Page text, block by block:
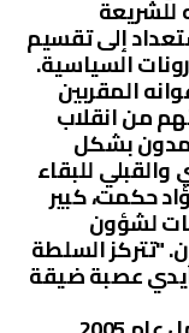
إلى تقسيم
السياسية.
المقربين
من انقلاب
بشكل
للبقاء
حكمت، كبير
لشؤون
"تتركز السلطة
أيدي عصبة ضيقة